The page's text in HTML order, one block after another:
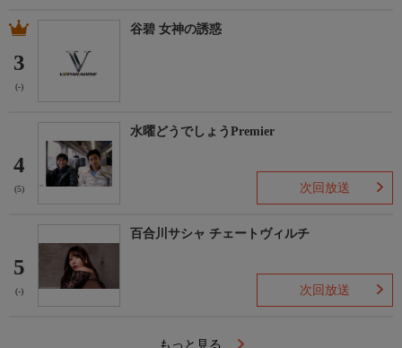
3
(-)
谷碧 女神の誘惑
4
(5)
水曜どうでしょうPremier
次回放送
5
(-)
百合川サシャ チェートヴィルチ
次回放送
もっと見る